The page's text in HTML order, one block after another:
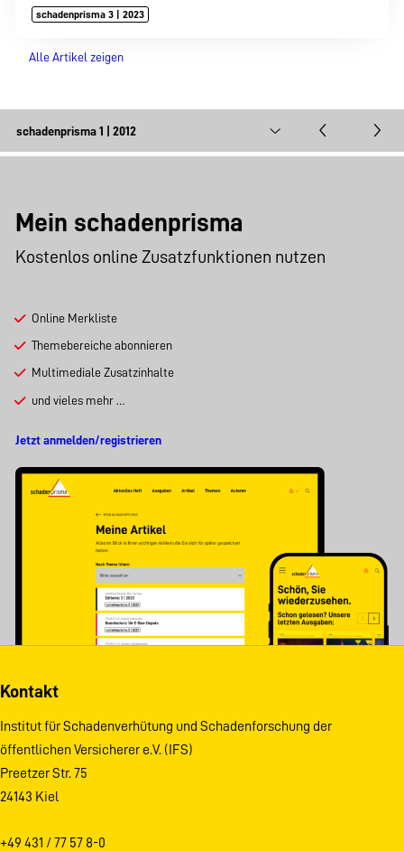
schadenprisma 3 | 2023
Alle Artikel zeigen
Mein schadenprisma
Kostenlos online Zusatzfunktionen nutzen
Online Merkliste
Themebereiche abonnieren
Multimediale Zusatzinhalte
und vieles mehr …
Jetzt anmelden/registrieren
Kontakt
Institut für Schadenverhütung und Schadenforschung der
öffentlichen Versicherer e.V. (IFS)
Preetzer Str. 75
24143 Kiel
+49 431 / 77 57 8-0